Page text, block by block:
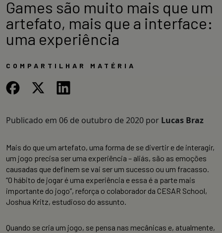
Games são muito mais que um
artefato, mais que a interface:
uma experiência
COMPARTILHAR MATÉRIA
Publicado em 06 de outubro de 2020 por Lucas Braz
Mais do que um artefato, uma forma de se divertir e de interagir,
um jogo precisa ser uma experiência – aliás, são as emoções
causadas que definem se vai ser um sucesso ou um fracasso.
“O hábito de jogar é uma experiência e essa é a parte mais
importante do jogo”, reforça o colaborador da CESAR School,
Joshua Kritz, estudioso do assunto.
Quando se cria um jogo, se pensa nas mecânicas e, atualmente,